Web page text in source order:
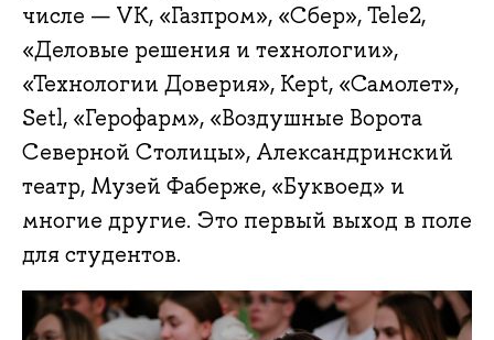
числе — VK, «Газпром», «Сбер», Tele2,
«Деловые решения и технологии»,
«Технологии Доверия», Kept, «Самолет»,
Setl, «Герофарм», «Воздушные Ворота
Северной Столицы», Александринский
театр, Музей Фаберже, «Буквоед» и
многие другие. Это первый выход в поле
для студентов.